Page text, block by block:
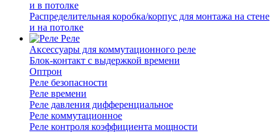
и в потолке
Распределительная коробка/корпус для монтажа на стене
и на потолке
Реле
Аксессуары для коммутационного реле
Блок-контакт с выдержкой времени
Оптрон
Реле безопасности
Реле времени
Реле давления дифференциальное
Реле коммутационное
Реле контроля коэффициента мощности